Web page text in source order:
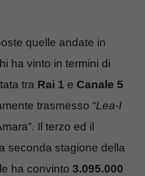
quelle andate in
ha vinto in termini di
tra Rai 1 e Canale 5
trasmesso “Lea-I
Il terzo ed il
seconda stagione della
ha convinto 3.095.000